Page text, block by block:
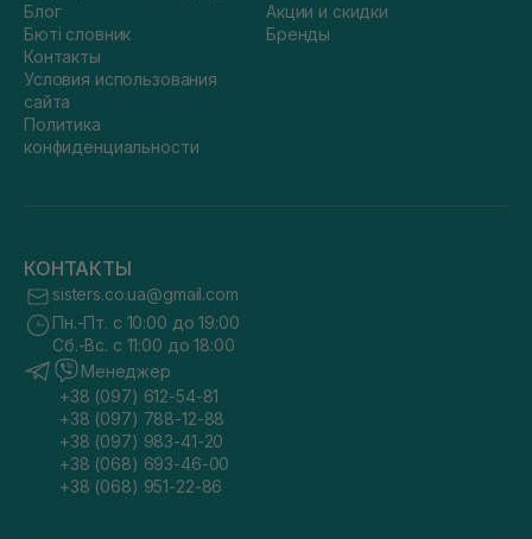
Блог
Бюті словник
Контакты
Условия использования
сайта
Политика
конфиденциальности
Акции и скидки
Бренды
КОНТАКТЫ
sisters.co.ua@gmail.com
Пн.-Пт. с 10:00 до 19:00
Сб.-Вс. с 11:00 до 18:00
Менеджер
+38 (097) 612-54-81
+38 (097) 788-12-88
+38 (097) 983-41-20
+38 (068) 693-46-00
+38 (068) 951-22-86